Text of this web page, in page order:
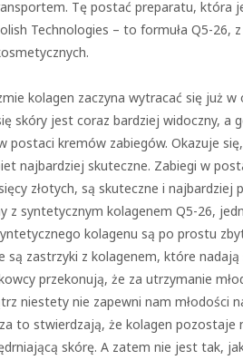
Tę postać preparatu, która
Technologies – to formuła Q5-26,
kolagen zaczyna wytracać się już w
skóry jest coraz bardziej widoczny, a
postaci kremów zabiegów. Okazuje
najbardziej skuteczne. Zabiegi w
złotych, są skuteczne i
z syntetycznym kolagenem Q5-26,
kolagenu są po prostu
są zastrzyki z kolagenem, które
przekonują, że za utrzymanie
niestety nie zapewni nam młodości
to stwierdzają, że kolagen
skórę. A zatem nie jest tak,